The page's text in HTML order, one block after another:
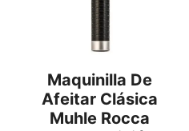
Maquinilla De
Afeitar Clásica
Muhle Rocca